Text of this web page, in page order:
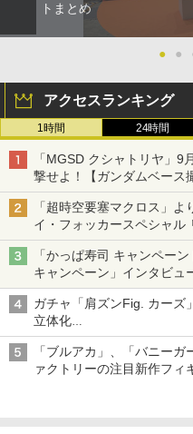
トまとめ
● ●
アクセスランキング
1時間 24時間
「MGSD クシャトリヤ」9
撃せよ！【ガンダムベース
「超時空要塞マクロス」
イ・フォッカースペシャル
「かっぱ寿司 キャンペー
キャンペーン」インタビュ
子どもが楽しめるかっぱ寿
追求
ガチャ「肩ズンFig. カーズ
立体化
ライトニング・マックィー
「ブルアカ」、「バニー
ァクトリーの注目新作フィ